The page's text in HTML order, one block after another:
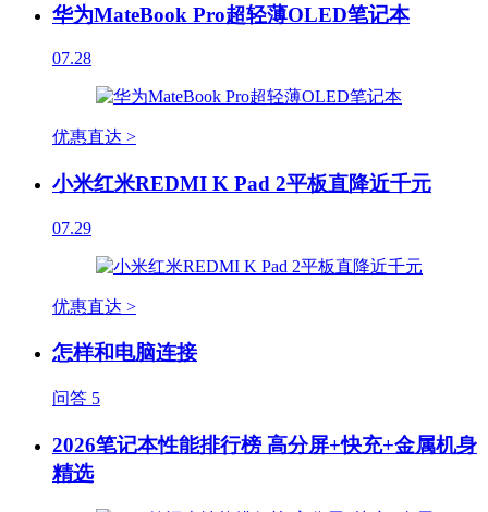
华为MateBook Pro超轻薄OLED笔记本
07.28
优惠直达 >
小米红米REDMI K Pad 2平板直降近千元
07.29
优惠直达 >
怎样和电脑连接
问答 5
2026笔记本性能排行榜 高分屏+快充+金属机身
精选